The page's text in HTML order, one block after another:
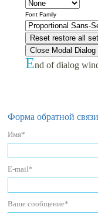
Font Family
Reset restore all
Close Modal Dialog
End of dialog
Форма обратной связи
Имя*
E-mail*
Ваше сообщение*